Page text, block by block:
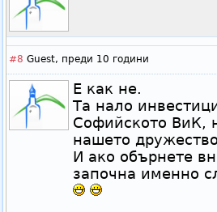
#8 Guest, преди 10 години
Е как не.
Та нало
Софийското ВиК,
нашето
И ако обърнете
започна именно